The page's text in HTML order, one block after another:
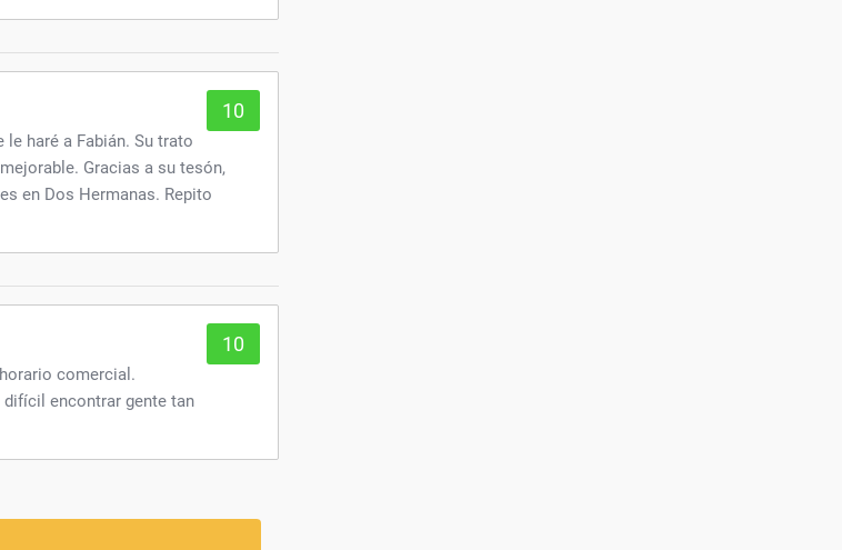
10
haré a Fabián. Su trato
Gracias a su tesón,
en Dos Hermanas. Repito
10
comercial.
difícil encontrar gente tan